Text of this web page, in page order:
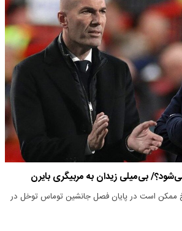
بی‌میلی زیدان به مربیگری بایرن
ممکن است در پایان فصل جانشین توماس توخل در